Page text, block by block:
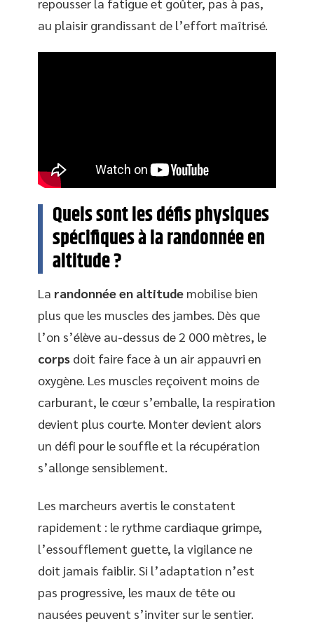
au plaisir grandissant de l’effort maîtrisé.
Quels sont les défis physiques
spécifiques à la randonnée en
altitude ?
La randonnée en altitude mobilise bien
plus que les muscles des jambes. Dès que
l’on s’élève au-dessus de 2 000 mètres, le
corps doit faire face à un air appauvri en
oxygène. Les muscles reçoivent moins de
carburant, le cœur s’emballe, la respiration
devient plus courte. Monter devient alors
un défi pour le souffle et la récupération
s’allonge sensiblement.
Les marcheurs avertis le constatent
rapidement : le rythme cardiaque grimpe,
l’essoufflement guette, la vigilance ne
doit jamais faiblir. Si l’adaptation n’est
pas progressive, les maux de tête ou
nausées peuvent s’inviter sur le sentier.